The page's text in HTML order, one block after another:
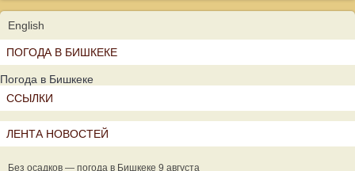
English
ПОГОДА В БИШКЕКЕ
Погода в Бишкеке
ССЫЛКИ
ЛЕНТА НОВОСТЕЙ
Без осадков — погода в Бишкеке 9 августа